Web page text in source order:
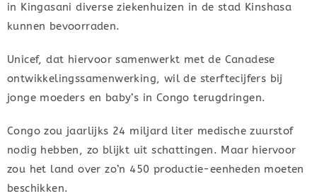
in Kingasani diverse ziekenhuizen in de stad Kinshasa
kunnen bevoorraden.
Unicef, dat hiervoor samenwerkt met de Canadese
ontwikkelingssamenwerking, wil de sterftecijfers bij
jonge moeders en baby’s in Congo terugdringen.
Congo zou jaarlijks 24 miljard liter medische zuurstof
nodig hebben, zo blijkt uit schattingen. Maar hiervoor
zou het land over zo’n 450 productie-eenheden moeten
beschikken.